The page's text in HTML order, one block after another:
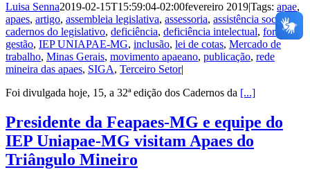
Luisa Senna2019-02-15T15:59:04-02:00fevereiro 2019|Tags: apae,
apaes, artigo, assembleia legislativa, assessoria, assistência social,
cadernos do legislativo, deficiência, deficiência intelectual, formal,
gestão, IEP UNIAPAE-MG, inclusão, lei de cotas, Mercado de
trabalho, Minas Gerais, movimento apaeano, publicação, rede
mineira das apaes, SIGA, Terceiro Setor|
Foi divulgada hoje, 15, a 32ª edição dos Cadernos da [...]
Presidente da Feapaes-MG e equipe do
IEP Uniapae-MG visitam Apaes do
Triângulo Mineiro